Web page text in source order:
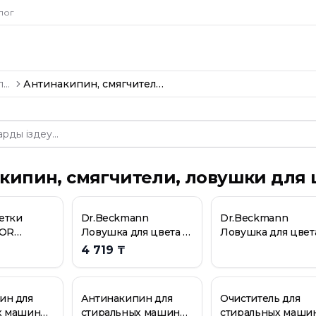
Стиральные порошки, гели, капсулы, антинакипин Антинакипин, смягчители, ловушки для цвета и грязи
смягчители, ловушки для
для
Dr.Beckmann
Ловушка для цвета и
грязи многоразовая
4 719 ₸
Dr.Beckmann
Ловушка для
для
машин
Антинакипин для
стиральных машин
Очиститель для
стиральных
Антинакипин,
окрашивания
1шт
1шт
250 гр
г